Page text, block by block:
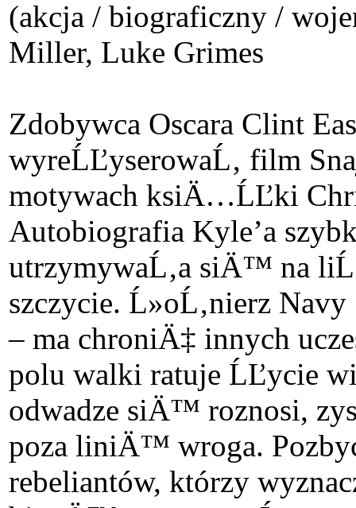
(akcja / biograficzny /
Miller, Luke Grimes
Zdobywca Oscara Clint
wyreĹĽyserowaĹ‚ film
motywach ksiÄ…ĹĽki
Autobiografia Kyle’a
utrzymywaĹ‚a siÄ™ na
szczycie. Ĺ»oĹ‚nierz
– ma chroniÄ‡ innych
polu walki ratuje ĹĽycie
odwadze siÄ™ roznosi,
poza liniÄ™ wroga.
rebeliantów, którzy